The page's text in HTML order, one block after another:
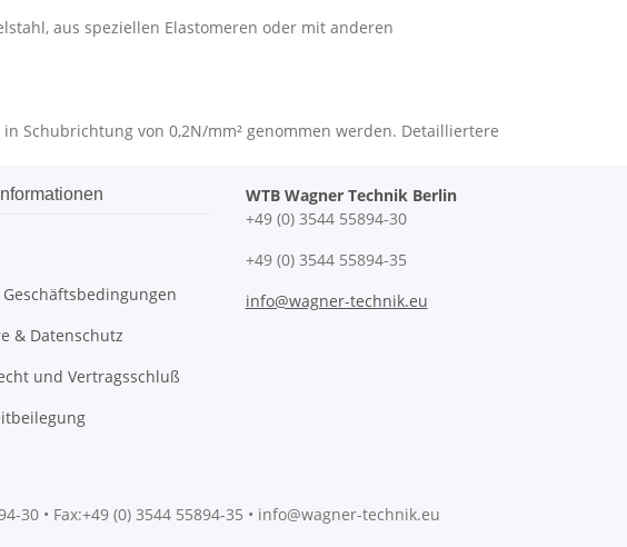
aus speziellen Elastomeren oder mit anderen
Schubrichtung von 0,2N/mm² genommen werden. Detailliertere
& Datenschutz
und Vertragsschluß
WTB Wagner Technik Berlin
+49 (0) 3544 55894-30
+49 (0) 3544 55894-35
info@wagner-technik.eu
30 • Fax:+49 (0) 3544 55894-35 • info@wagner-technik.eu